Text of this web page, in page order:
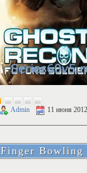
Admin 11 июня 2012
Finger Bowling